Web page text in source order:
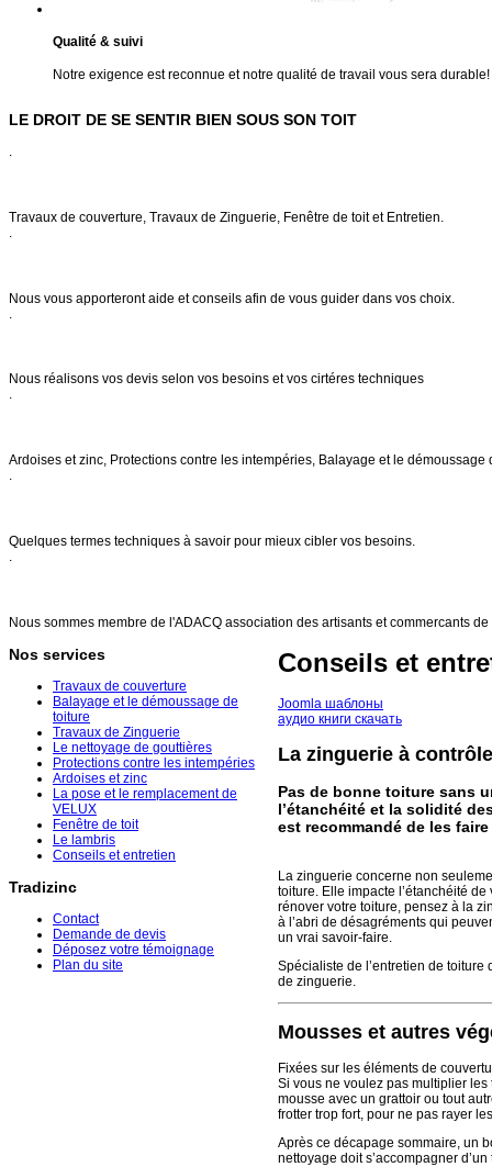
Qualité & suivi
Notre exigence est reconnue et notre qualité de travail vous sera durable!
LE DROIT DE SE SENTIR BIEN SOUS SON TOIT
Travaux de couverture, Travaux de Zinguerie, Fenêtre de toit et Entretien.
Nous vous apporteront aide et conseils afin de vous guider dans vos choix.
Nous réalisons vos devis selon vos besoins et vos cirtéres techniques
.
Ardoises et zinc, Protections contre les intempéries, Balayage et le
.
Quelques termes techniques à savoir pour mieux cibler vos besoins.
.
Nous sommes membre de l'ADACQ association des artisants et commercants
Nos services
Travaux de couverture
Balayage et le démoussage de
toiture
Travaux de Zinguerie
Le nettoyage de gouttières
Protections contre les intempéries
Ardoises et zinc
La pose et le remplacement de
VELUX
Fenêtre de toit
Le lambris
Conseils et entretien
Tradizinc
Contact
Demande de devis
Déposez votre témoignage
Plan du site
Conseils et
Joomla шаблоны
аудио книги скачать
La zinguerie à
Pas de bonne toiture sans
l’étanchéité et la solidité
est recommandé de les
La zinguerie concerne non
toiture. Elle impacte l’étanchéité
rénover votre toiture, pensez à la
à l’abri de désagréments qui
un vrai savoir-faire.
Spécialiste de l’entretien de
de zinguerie.
Mousses et autres
Fixées sur les éléments de
Si vous ne voulez pas multiplier
mousse avec un grattoir ou tout
frotter trop fort, pour ne pas rayer
Après ce décapage sommaire, un
nettoyage doit s’accompagner